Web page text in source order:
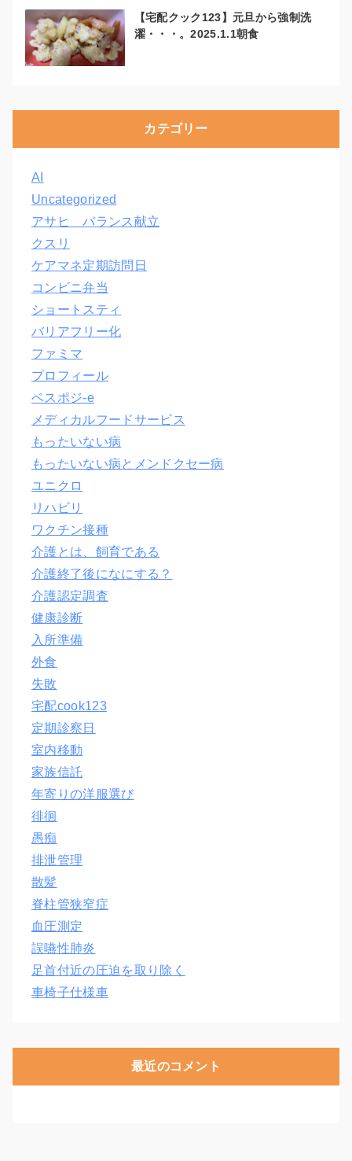
【宅配クック123】元旦から強制洗
濯・・・。2025.1.1朝食
カテゴリー
AI
Uncategorized
アサヒ バランス献立
クスリ
ケアマネ定期訪問日
コンビニ弁当
ショートスティ
バリアフリー化
ファミマ
プロフィール
ベスポジ-e
メディカルフードサービス
もったいない病
もったいない病とメンドクセー病
ユニクロ
リハビリ
ワクチン接種
介護とは、飼育である
介護終了後になにする？
介護認定調査
健康診断
入所準備
外食
失敗
宅配cook123
定期診察日
室内移動
家族信託
年寄りの洋服選び
徘徊
愚痴
排泄管理
散髪
脊柱管狭窄症
血圧測定
誤嚥性肺炎
足首付近の圧迫を取り除く
車椅子仕様車
最近のコメント